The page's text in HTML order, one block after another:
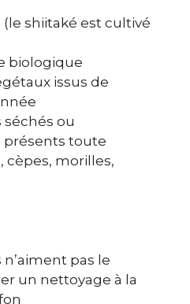
shiitaké est cultivé
biologique
issus de
ou
présents toute
cèpes, morilles,
pas le
un nettoyage à la